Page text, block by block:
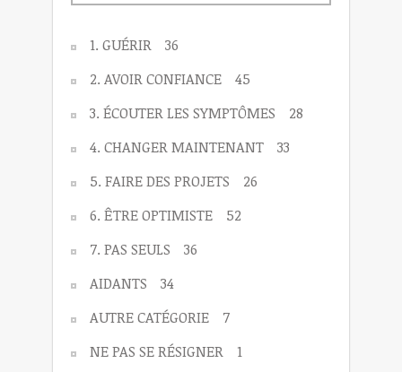
1. GUÉRIR
36
2. AVOIR CONFIANCE
45
3. ÉCOUTER LES SYMPTÔMES
28
4. CHANGER MAINTENANT
33
5. FAIRE DES PROJETS
26
6. ÊTRE OPTIMISTE
52
7. PAS SEULS
36
AIDANTS
34
AUTRE CATÉGORIE
7
NE PAS SE RÉSIGNER
1